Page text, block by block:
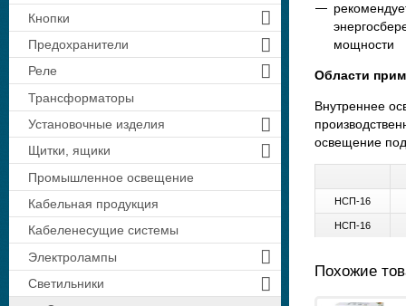
мощности
Области
Внутреннее
освещение
НСП-16
НСП-16
Похожие
Кнопки
Предохранители
Реле
Трансформаторы
Установочные изделия
Щитки, ящики
Промышленное освещение
Кабельная продукция
Кабеленесущие системы
Электролампы
Светильники